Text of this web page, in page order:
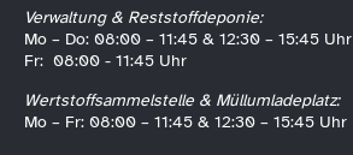
Verwaltung & Reststoffdeponie:
Mo – Do: 08:00 – 11:45 & 12:30 – 15:45 Uhr
Fr: 08:00 - 11:45 Uhr
Wertstoffsammelstelle & Müllumladeplatz:
Mo – Fr: 08:00 – 11:45 & 12:30 – 15:45 Uhr